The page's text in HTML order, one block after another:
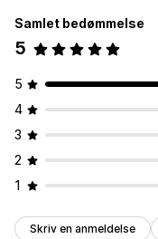
Samlet bedømmelse
5
5
4
3
2
1
Skriv en anmeldelse